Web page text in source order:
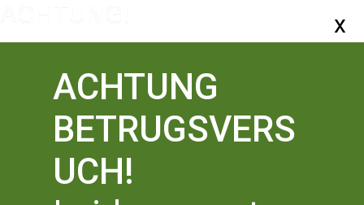
ACHTUNG
BETRUGSVERS
UCH!